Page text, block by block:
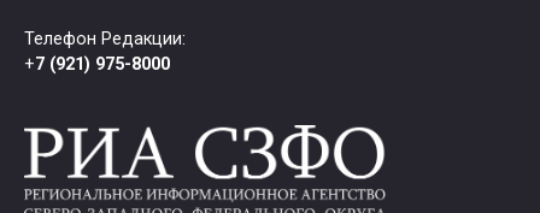
Телефон Редакции:
+7 (921) 975-8000